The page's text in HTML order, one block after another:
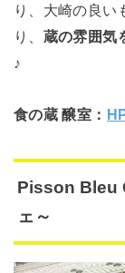
り、大崎の良い
り、 蔵の雰囲気
♪
食の蔵 醸室：
Pisson Bleu
ェ～